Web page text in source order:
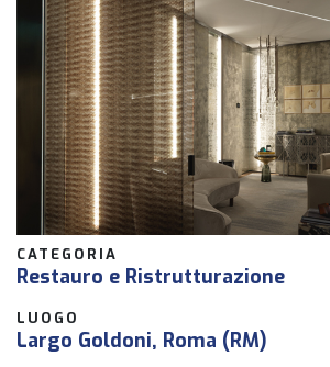
CATEGORIA
Restauro e Ristrutturazione
LUOGO
Largo Goldoni, Roma (RM)